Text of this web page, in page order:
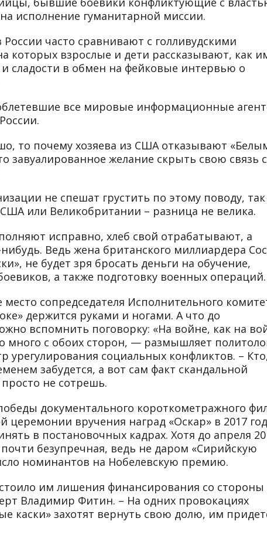
исполнение гуманитарной миссии.
часто сравнивают с голливудскими
которых взрослые и дети рассказывают, как
сладости в обмен на фейковые интервью о
все мировые информационные
то почему хозяева из США отказывают
завуалированное желание скрыть свою связь с
не спешат грустить по этому поводу, так
или Великобритании – разница не велика.
исправно, хлеб свой отрабатывают, а
Ведь жена британского миллиардера
не будет зря бросать деньги на обучение,
а также подготовку военных операций.
сопредседателя Исполнительного
держится руками и ногами. А что до
вспомнить поговорку: «На войне, как на
много с обоих сторон, — размышляет
социальных конфликтов. –
забудется, а вот сам факт скандальной
не сотрешь.
документального короткометражного
вручения наград «Оскар» в 2017
в постановочных кадрах. Хотя до апреля
безупречная, ведь не даром «Сирийскую
номинантов на Нобелевскую премию.
им лишения финансирования со стороны
Владимир Фитин. – На одних провокациях
каски» захотят вернуть свою долю, им